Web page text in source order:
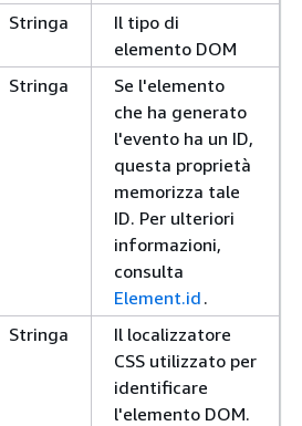
Stringa
Il tipo di
elemento DOM
Stringa
Se l'elemento
che ha generato
l'evento ha un ID,
questa proprietà
memorizza tale
ID. Per ulteriori
informazioni,
consulta
Element.id .
Stringa
Il localizzatore
CSS utilizzato per
identificare
l'elemento DOM.